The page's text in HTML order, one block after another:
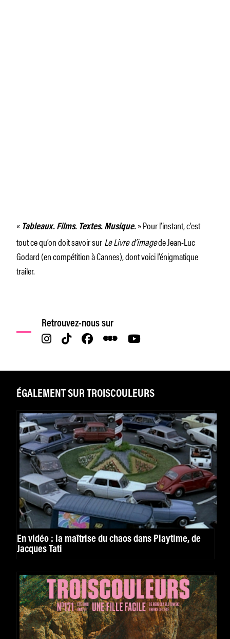
« Tableaux. Films. Textes. Musique.» Pour l’instant, c’est
tout ce qu’on doit savoir surLe Livre d’imagede Jean-Luc
Godard (en compétition à Cannes), dont voici l’énigmatique
trailer.
Retrouvez-nous sur
ÉGALEMENT SUR TROISCOULEURS
En vidéo : la maîtrise du chaos dans Playtime, de
Jacques Tati